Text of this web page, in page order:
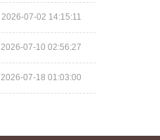
2026-07-02 14:15:11
2026-07-10 02:56:27
2026-07-18 01:03:00